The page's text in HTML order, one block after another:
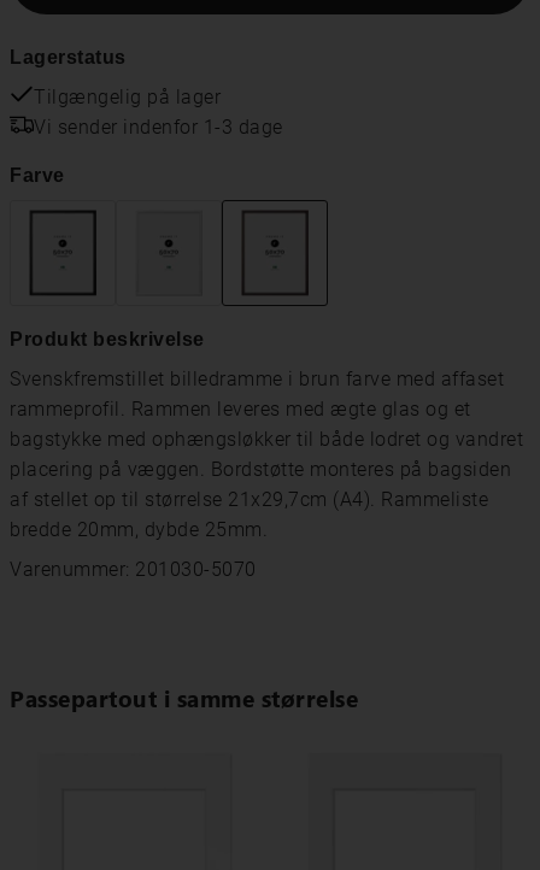
Lagerstatus
Tilgængelig på lager
Vi sender indenfor 1-3 dage
Farve
Produkt beskrivelse
Svenskfremstillet billedramme i brun farve med affaset
rammeprofil. Rammen leveres med ægte glas og et
bagstykke med ophængsløkker til både lodret og vandret
placering på væggen. Bordstøtte monteres på bagsiden
af ​​stellet op til størrelse 21x29,7cm (A4). Rammeliste
bredde 20mm, dybde 25mm.
Varenummer: 201030-5070
Passepartout i samme størrelse